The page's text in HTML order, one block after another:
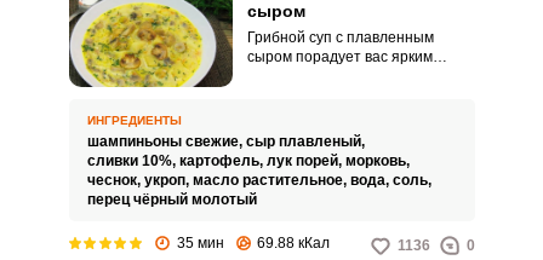
сыром
Грибной суп с плавленным
сыром порадует вас ярким
и точно никого не оставит
равнодушным.
ИНГРЕДИЕНТЫ
шампиньоны свежие, сыр плавленый,
сливки 10%, картофель, лук порей, морковь,
чеснок, укроп, масло растительное, вода, соль,
перец чёрный молотый
35 мин 69.88 кКал 1136 0